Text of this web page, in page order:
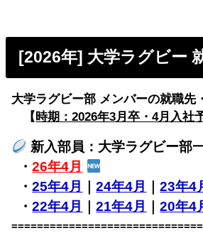
[2026年] 大学ラグビー
大学ラグビー部 メンバーの就職先
【時期：2026年3月卒・4月入社
新入部員：大学ラグビー部
・26年4月
・25年4月 ｜24年4月 ｜23年4
・22年4月 ｜21年4月 ｜20年4